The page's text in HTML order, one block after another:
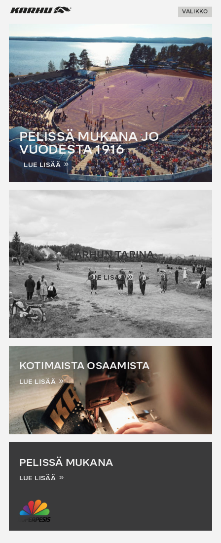
Suoraan
Karhu Pesis VALIKKO
PELISSÄ MUKANA JO
VUODESTA 1916
LUE LISÄÄ
KARHUN TARINA
LUE LISÄÄ
KOTIMAISTA OSAAMISTA
LUE LISÄÄ
PELISSÄ MUKANA
LUE LISÄÄ